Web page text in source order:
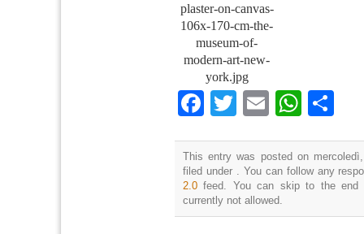
plaster-on-canvas-
106x-170-cm-the-
museum-of-
modern-art-new-
york.jpg
Facebook
TwitterEmail
This entry was posted on
filed under . You can follow any
2.0 feed. You can skip to the end
currently not allowed.